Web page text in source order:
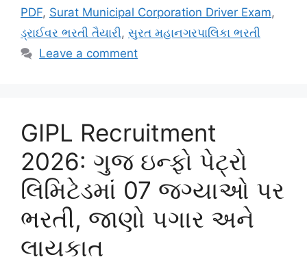
PDF, Surat Municipal Corporation Driver Exam,
ડ્રાઈવર ભરતી તૈયારી, સુરત મહાનગરપાલિકા ભરતી
Leave a comment
GIPL Recruitment
2026: ગુજ ઇન્ફો પેટ્રો
લિમિટેડમાં 07 જગ્યાઓ પર
ભરતી, જાણો પગાર અને
લાયકાત